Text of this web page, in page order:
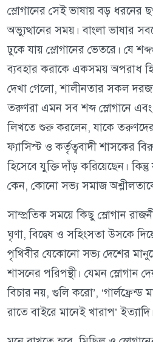
স্লোগানের সেই ভাষায় বড় ধরনের
অভ্যুত্থানের সময়। বাংলা ভাষার
ঢুকে যায় স্লোগানের ভেতরে। যে
ব্যবহার করাকে একসময় অপরাধ
দেখা গেলো, শালীনতার সকল দরজা
তরুণরা এমন সব শব্দ স্লোগানে এবং
লিখতে শুরু করলেন, যাকে তরুণদের
ফ্যাসিস্ট ও কর্তৃত্ববাদী শাসকের
হিসেবে যুক্তি দাঁড় করিয়েছেন।
কেন, কোনো সভ্য সমাজ
সাম্প্রতিক সময়ে কিছু স্লোগান
ঘৃণা, বিদ্বেষ ও সহিংসতা উসকে
পৃথিবীর যেকোনো সভ্য দেশের
শাসনের পরিপন্থী। যেমন স্লোগান
বিচার নয়, গুলি করো’, ‘গার্লফ্রেন্ড
রাতে বাইরে মানেই খারাপ’ ইত্যাদি।